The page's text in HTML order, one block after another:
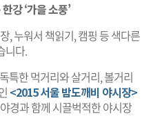
강 ‘가을 소풍’
, 누워서 책읽기, 캠핑 등 색다른
니다.
특한 먹거리와 살거리, 볼거리
<2015 서울 밤도깨비 야시장>
경과 함께 시끌벅적한 야시장